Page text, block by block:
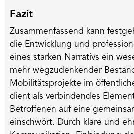
Fazit
Zusammenfassend kann
die Entwicklung und
eines starken Narrativs ein
mehr wegzudenkender
Mobilitätsprojekte im
dient als verbindendes
Betroffenen auf eine
einschwört. Durch klare und